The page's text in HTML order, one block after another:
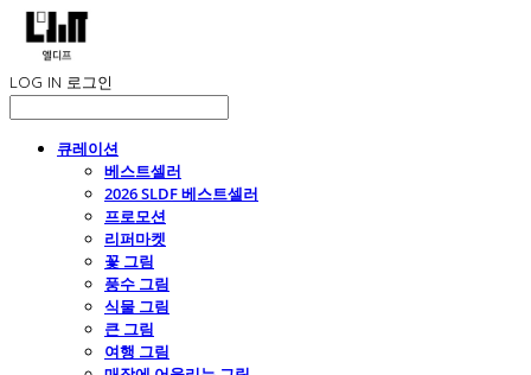
LOG IN 로그인
큐레이션
베스트셀러
2026 SLDF 베스트셀러
프로모션
리퍼마켓
꽃 그림
풍수 그림
식물 그림
큰 그림
여행 그림